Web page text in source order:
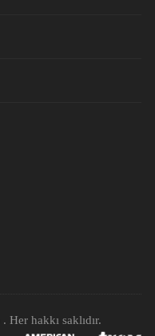
. Her hakkı saklıdır.